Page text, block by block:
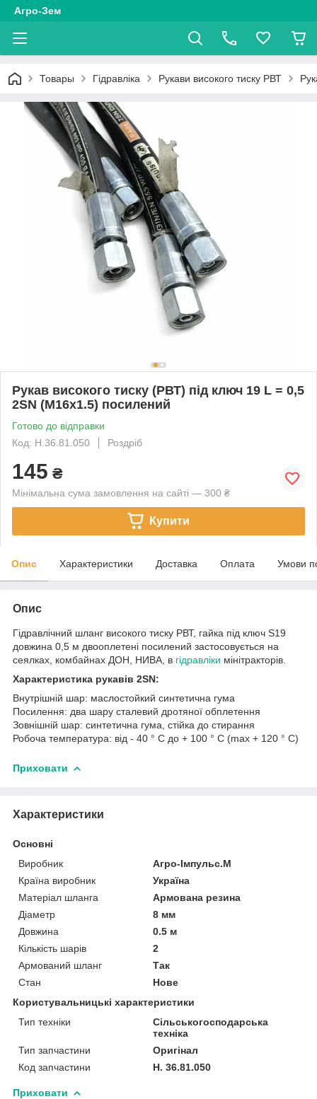
Агро-Зем
Товары Гідравліка Рукави високого тиску РВТ
Рукав високого тиску (РВТ) під ключ 19 L = 0,5
2SN (М16х1.5) посилений
Готово до відправки
Код: H.36.81.050
Роздріб
145 ₴
Мінімальна сума замовлення на сайті — 300 ₴
Купити
Опис Характеристики Доставка Оплата Умови
Опис
Гідравлічний шланг високого тиску РВТ, гайка під ключ S19
довжина 0,5 м двооплетені посилений застосовується на
сеялках, комбайнах ДОН, НИВА, в гідравліки мінітракторів.
Характеристика рукавів 2SN:
Внутрішній шар: маслостойкий синтетична гума
Посилення: два шару сталевий дротяної обплетення
Зовнішній шар: синтетична гума, стійка до стирання
Робоча температура: від - 40 ° С до + 100 ° С (max + 120 ° С)
Приховати
Характеристики
Основні
Виробник
Агро-Імпульс.М
Країна виробник
Україна
Матеріал шланга
Армована резина
Діаметр
8 мм
Довжина
0.5 м
Кількість шарів
2
Армований шланг
Так
Стан
Нове
Користувальницькі характеристики
Тип техніки
Сільськогосподарська
техніка
Тип запчастини
Оригінал
Код запчастини
H. 36.81.050
Приховати